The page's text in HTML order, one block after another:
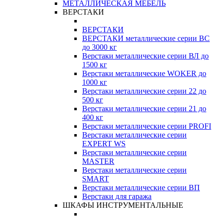
МЕТАЛЛИЧЕСКАЯ МЕБЕЛЬ
ВЕРСТАКИ
ВЕРСТАКИ
ВЕРСТАКИ металлические серии ВС
до 3000 кг
Верстаки металлические серии ВЛ до
1500 кг
Верстаки металлические WOKER до
1000 кг
Верстаки металлические серии 22 до
500 кг
Верстаки металлические серии 21 до
400 кг
Верстаки металлические серии PROFI
Верстаки металлические серии
EXPERT WS
Верстаки металлические серии
MASTER
Верстаки металлические серии
SMART
Верстаки металлические серии ВП
Верстаки для гаража
ШКАФЫ ИНСТРУМЕНТАЛЬНЫЕ